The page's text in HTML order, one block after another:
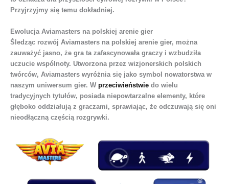
Przyjrzyjmy się temu dokładniej.
Ewolucja Aviamasters na polskiej arenie gier
Śledząc rozwój Aviamasters na polskiej arenie gier, można
zauważyć jasno, że gra ta zafascynowała graczy i wzbudziła
uczucie wspólnoty. Utworzona przez wizjonerskich polskich
twórców, Aviamasters wyróżnia się jako symbol nowatorstwa w
naszym uniwersum gier. W przeciwieństwie do wielu
tradycyjnych tytułów, posiada niepowtarzalne elementy, które
głęboko oddziałują z graczami, sprawiając, że odczuwają się oni
nieodłączną częścią rozgrywki.